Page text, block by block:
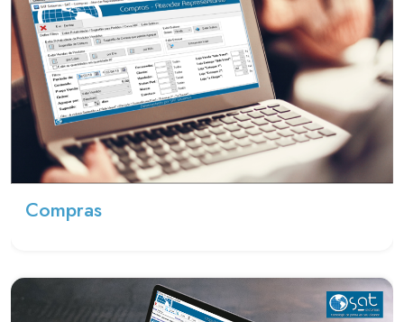
Compras